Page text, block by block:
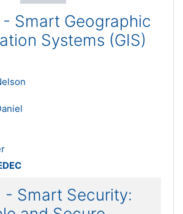
- Smart Geographic
Systems (GIS)
- Smart Security: